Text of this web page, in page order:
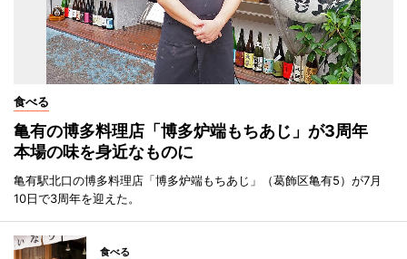
食べる
亀有の博多料理店「博多炉端もちあじ」が3周年
本場の味を身近なものに
亀有駅北口の博多料理店「博多炉端もちあじ」（葛飾区亀有5）が7月
10日で3周年を迎えた。
食べる